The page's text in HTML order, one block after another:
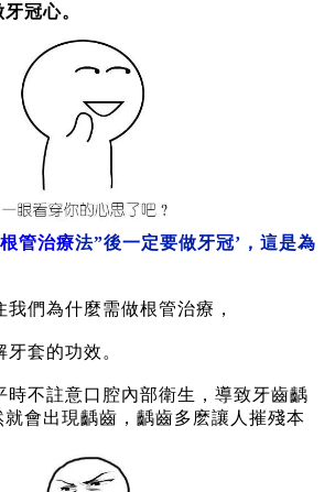
冠心。
根管治療法”後一定要做牙冠’，這是為
我們為什麼需做根管治療，
牙套的功效。
時不註意口腔內部衛生，導致牙齒齲
會出現齲齒，齲齒多麽讓人摧殘本